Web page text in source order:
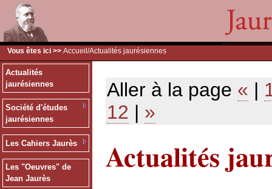
Vous êtes ici >> Accueil /Actualités jaurésiennes
Actualités
jaurésiennes
Société d'études
jaurésiennes
Les Cahiers Jaurès
Les "Oeuvres" de
Jean Jaurès
Aller à la page « |
12 | »
Actualités